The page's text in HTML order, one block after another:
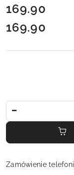
cena:
169.90
Cena:
169.90
Zamówienie